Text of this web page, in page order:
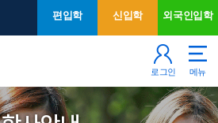
주메뉴
본문 바로가기
편입학 신입학 외국인입학
로그인 메뉴